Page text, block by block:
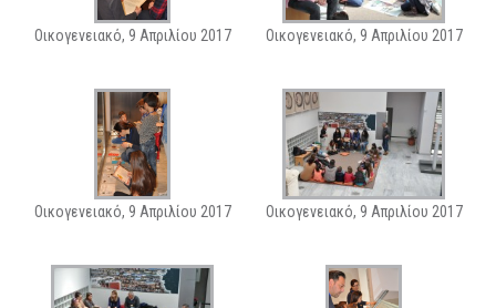
Οικογενειακό, 9 Απριλίου 2017 Οικογενειακό, 9 Απριλίου 2017
Οικογενειακό, 9 Απριλίου 2017 Οικογενειακό, 9 Απριλίου 2017